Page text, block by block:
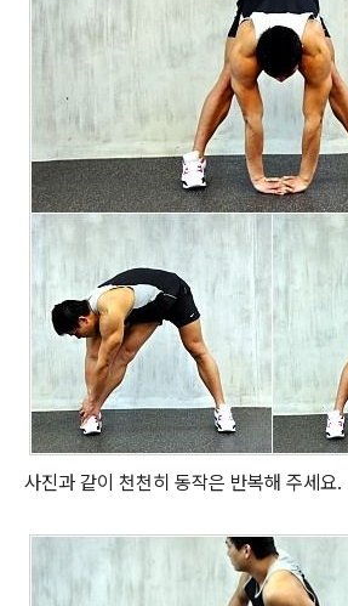
사진과 같이 천천히 동작은 반복해 주세요.